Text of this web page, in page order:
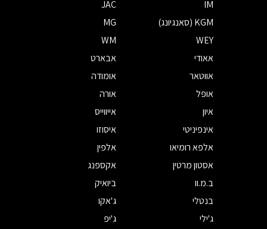
IM
JAC
KGM (סאנגיונג)
MG
WEY
WM
אאודי
אבארט
אווטאר
אומודה
אופל
אורה
איון
אייווייס
אינפיניטי
איסוזו
אלפא רומיאו
אלפין
אסטון מרטין
אקספנג
ב.מ.וו
ביואיק
בנטלי
ג'אקו
ג'ילי
ג'יפ